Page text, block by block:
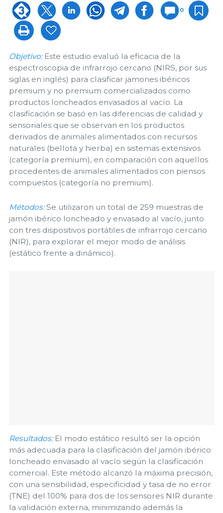
0
Objetivo:Este estudio evaluó la eficacia de la
espectroscopia de infrarrojo cercano (NIRS, por sus
siglas en inglés) para clasificar jamones ibéricos
premium y no premium comercializados como
productos loncheados envasados ​​al vacío. La
clasificación se basó en las diferencias de calidad y
sensoriales que se observan en los productos
derivados de animales alimentados con recursos
naturales (bellota y hierba) en sistemas extensivos
(categoría premium), en comparación con aquellos
procedentes de animales alimentados con piensos
compuestos (categoría no premium).
Métodos:Se utilizaron un total de 259 muestras de
jamón ibérico loncheado y envasado al vacío, junto
con tres dispositivos portátiles de infrarrojo cercano
(NIR), para explorar el mejor modo de análisis
(estático frente a dinámico).
Resultados:El modo estático resultó ser la opción
más adecuada para la clasificación del jamón ibérico
loncheado envasado al vacío según la clasificación
comercial. Este método alcanzó la máxima precisión,
con una sensibilidad, especificidad y tasa de no error
(TNE) del 100% para dos de los sensores NIR durante
la validación externa, minimizando además la